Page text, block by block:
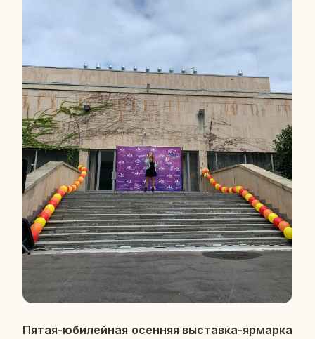
Пятая-юби­лей­ная осен­няя вы­став­ка-яр­мар­ка